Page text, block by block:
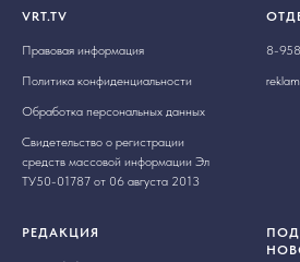
VRT.TV
Правовая информация
Политика конфиденциальности
Обработка персональных данных
Свидетельство о регистрации
средств массовой информации Эл
ТУ50-01787 от 06 августа 2013
8-
РЕДАКЦИЯ